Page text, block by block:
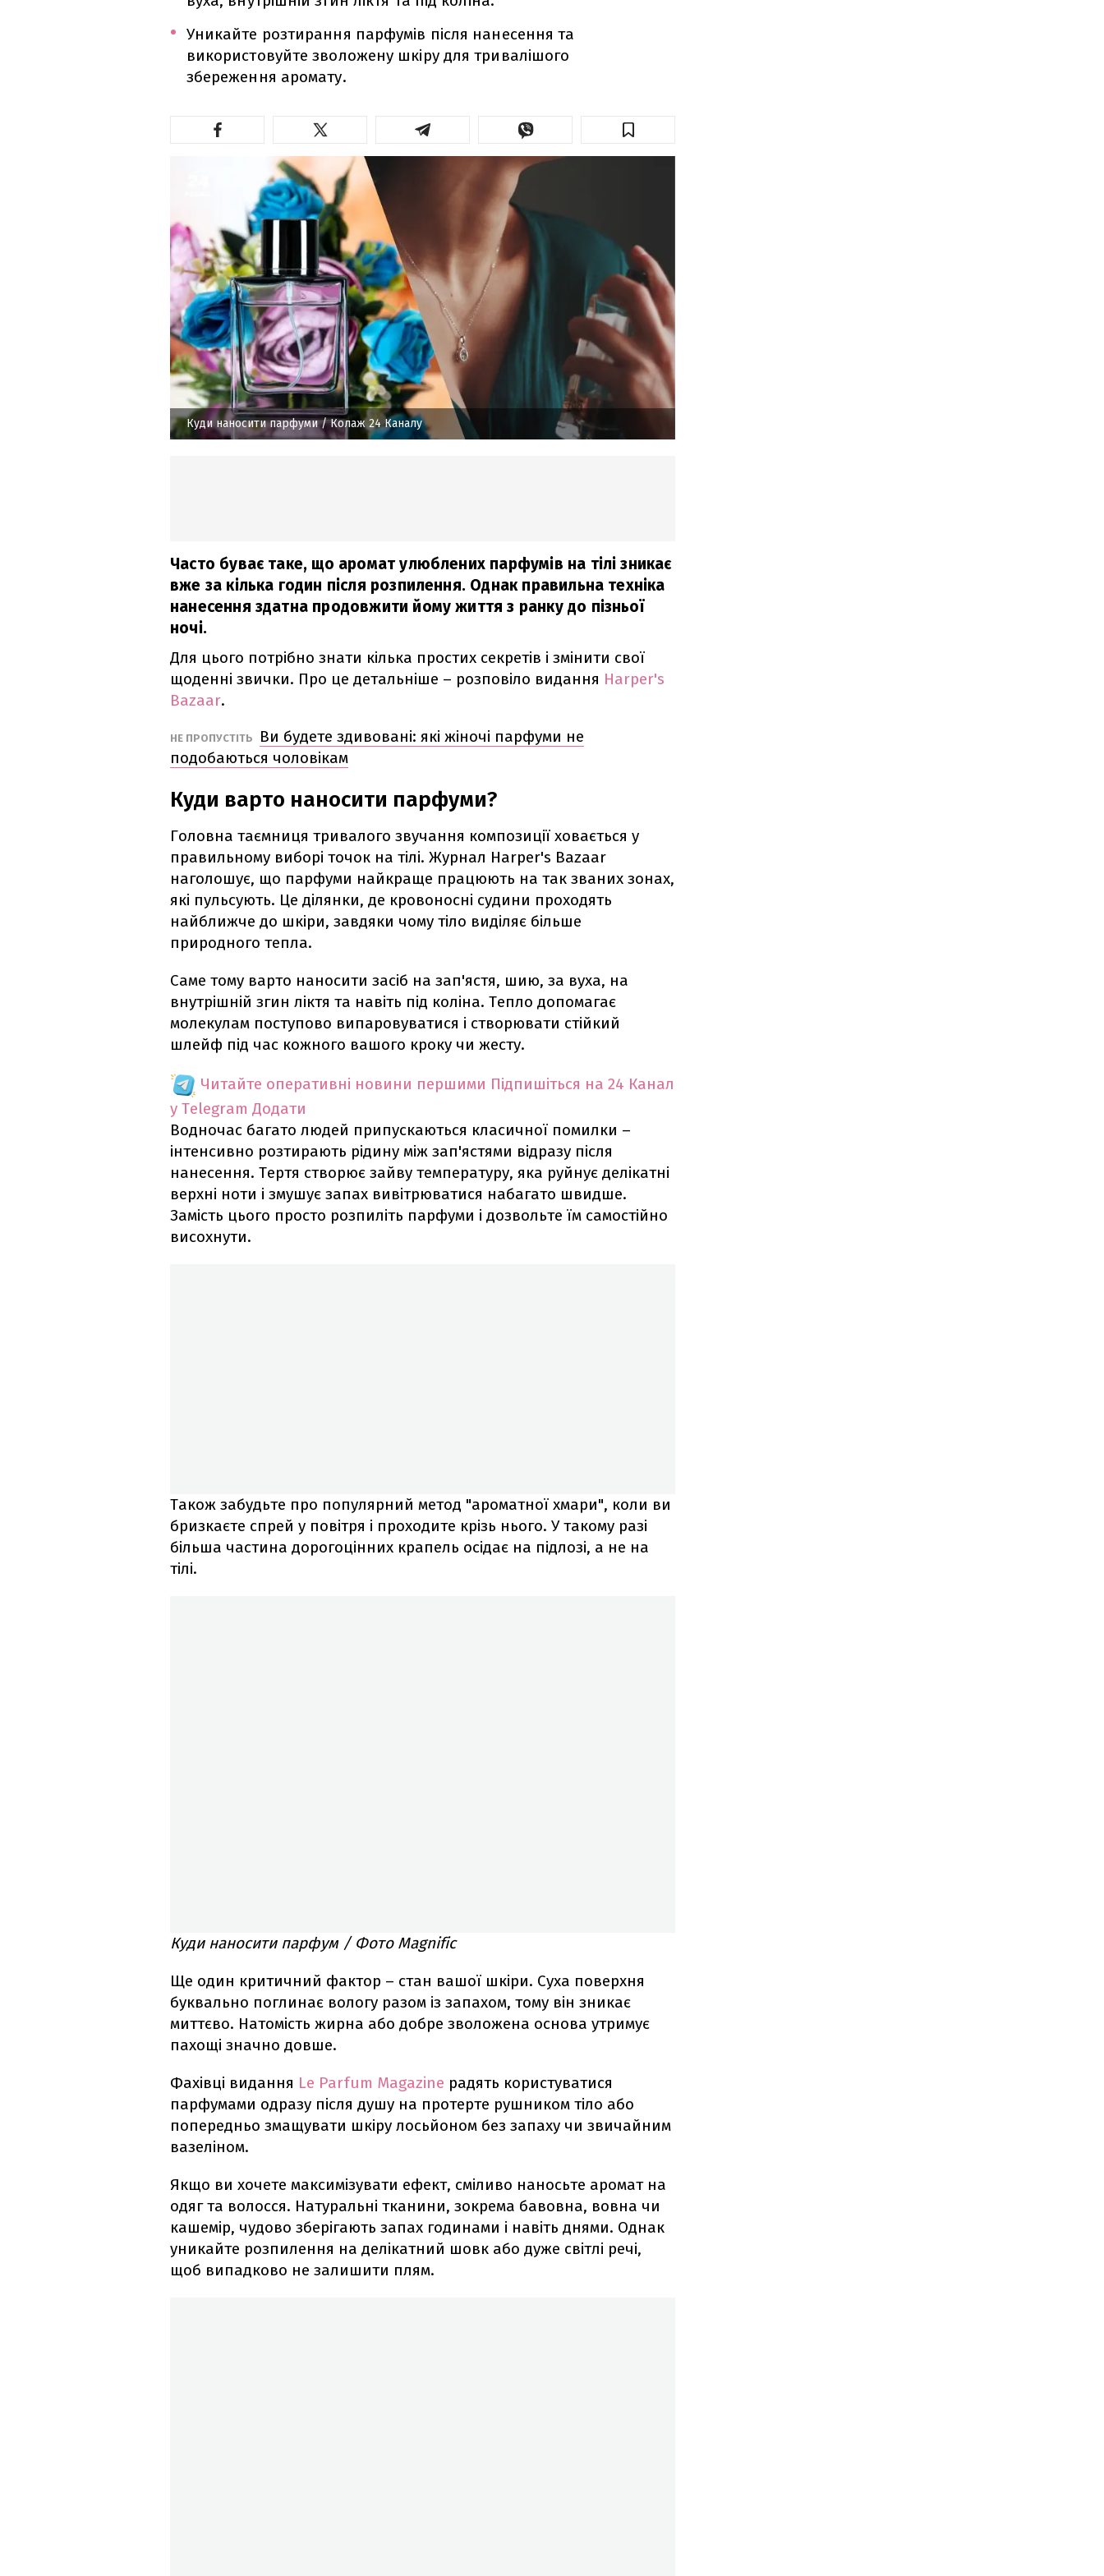
Уникайте розтирання парфумів після нанесення та
використовуйте зволожену шкіру для тривалішого
збереження аромату.
Куди наносити парфуми/ Колаж 24 Каналу
Часто буває таке, що аромат улюблених парфумів на тілі зникає
вже за кілька годин після розпилення. Однак правильна техніка
нанесення здатна продовжити йому життя з ранку до пізньої
ночі.
Для цього потрібно знати кілька простих секретів і змінити свої
щоденні звички. Про це детальніше – розповіло видання Harper's
Bazaar.
НЕ ПРОПУСТІТЬ
Ви будете здивовані: які жіночі парфуми не
подобаються чоловікам
Куди варто наносити парфуми?
Головна таємниця тривалого звучання композиції ховається у
правильному виборі точок на тілі. Журнал Harper's Bazaar
наголошує, що парфуми найкраще працюють на так званих зонах,
які пульсують. Це ділянки, де кровоносні судини проходять
найближче до шкіри, завдяки чому тіло виділяє більше
природного тепла.
Саме тому варто наносити засіб на зап'ястя, шию, за вуха, на
внутрішній згин ліктя та навіть під коліна. Тепло допомагає
молекулам поступово випаровуватися і створювати стійкий
шлейф під час кожного вашого кроку чи жесту.
Читайте оперативні новини першими Підпишіться на 24 Канал
у Telegram Додати
Водночас багато людей припускаються класичної помилки –
інтенсивно розтирають рідину між зап'ястями відразу після
нанесення. Тертя створює зайву температуру, яка руйнує делікатні
верхні ноти і змушує запах вивітрюватися набагато швидше.
Замість цього просто розпиліть парфуми і дозвольте їм самостійно
висохнути.
Також забудьте про популярний метод "ароматної хмари", коли ви
бризкаєте спрей у повітря і проходите крізь нього. У такому разі
більша частина дорогоцінних крапель осідає на підлозі, а не на
тілі.
Куди наносити парфум / Фото Magnific
Ще один критичний фактор – стан вашої шкіри. Суха поверхня
буквально поглинає вологу разом із запахом, тому він зникає
миттєво. Натомість жирна або добре зволожена основа утримує
пахощі значно довше.
Фахівці видання Le Parfum Magazine радять користуватися
парфумами одразу після душу на протерте рушником тіло або
попередньо змащувати шкіру лосьйоном без запаху чи звичайним
вазеліном.
Якщо ви хочете максимізувати ефект, сміливо наносьте аромат на
одяг та волосся. Натуральні тканини, зокрема бавовна, вовна чи
кашемір, чудово зберігають запах годинами і навіть днями. Однак
уникайте розпилення на делікатний шовк або дуже світлі речі,
щоб випадково не залишити плям.